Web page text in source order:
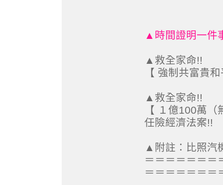
▲時間證明一件
▲救全家命!!
【 強制共富貴
▲救全家命!!
【 １億100萬
任險經濟法案!!
▲附註：比照汽
＝＝＝＝＝＝＝
＝＝＝＝＝＝＝